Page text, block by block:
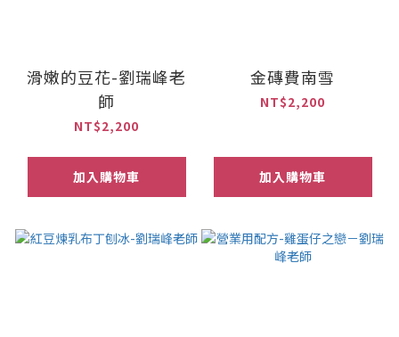
滑嫩的豆花-劉瑞峰老
師
NT$2,200
加入購物車
金磚費南雪
NT$2,200
加入購物車